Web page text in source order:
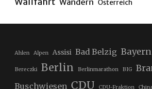
Wandern Österreich
Ahlen Alpen Assisi Bad Belzig Bayern
Bereczki Berlin Berlinmarathon BIG
Buschwiesen CDU CDU-Fraktion